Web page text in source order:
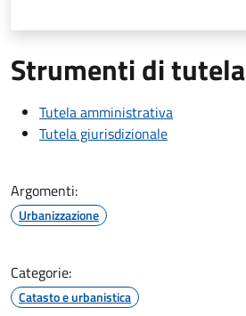
Strumenti di tutela
Tutela amministrativa
Tutela giurisdizionale
Argomenti:
Urbanizzazione
Categorie:
Catasto e urbanistica